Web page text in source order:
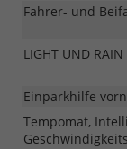
Fahrer- und
LIGHT UND
Einparkhilfe
Tempomat,